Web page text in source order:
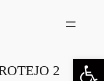
2 Abrir